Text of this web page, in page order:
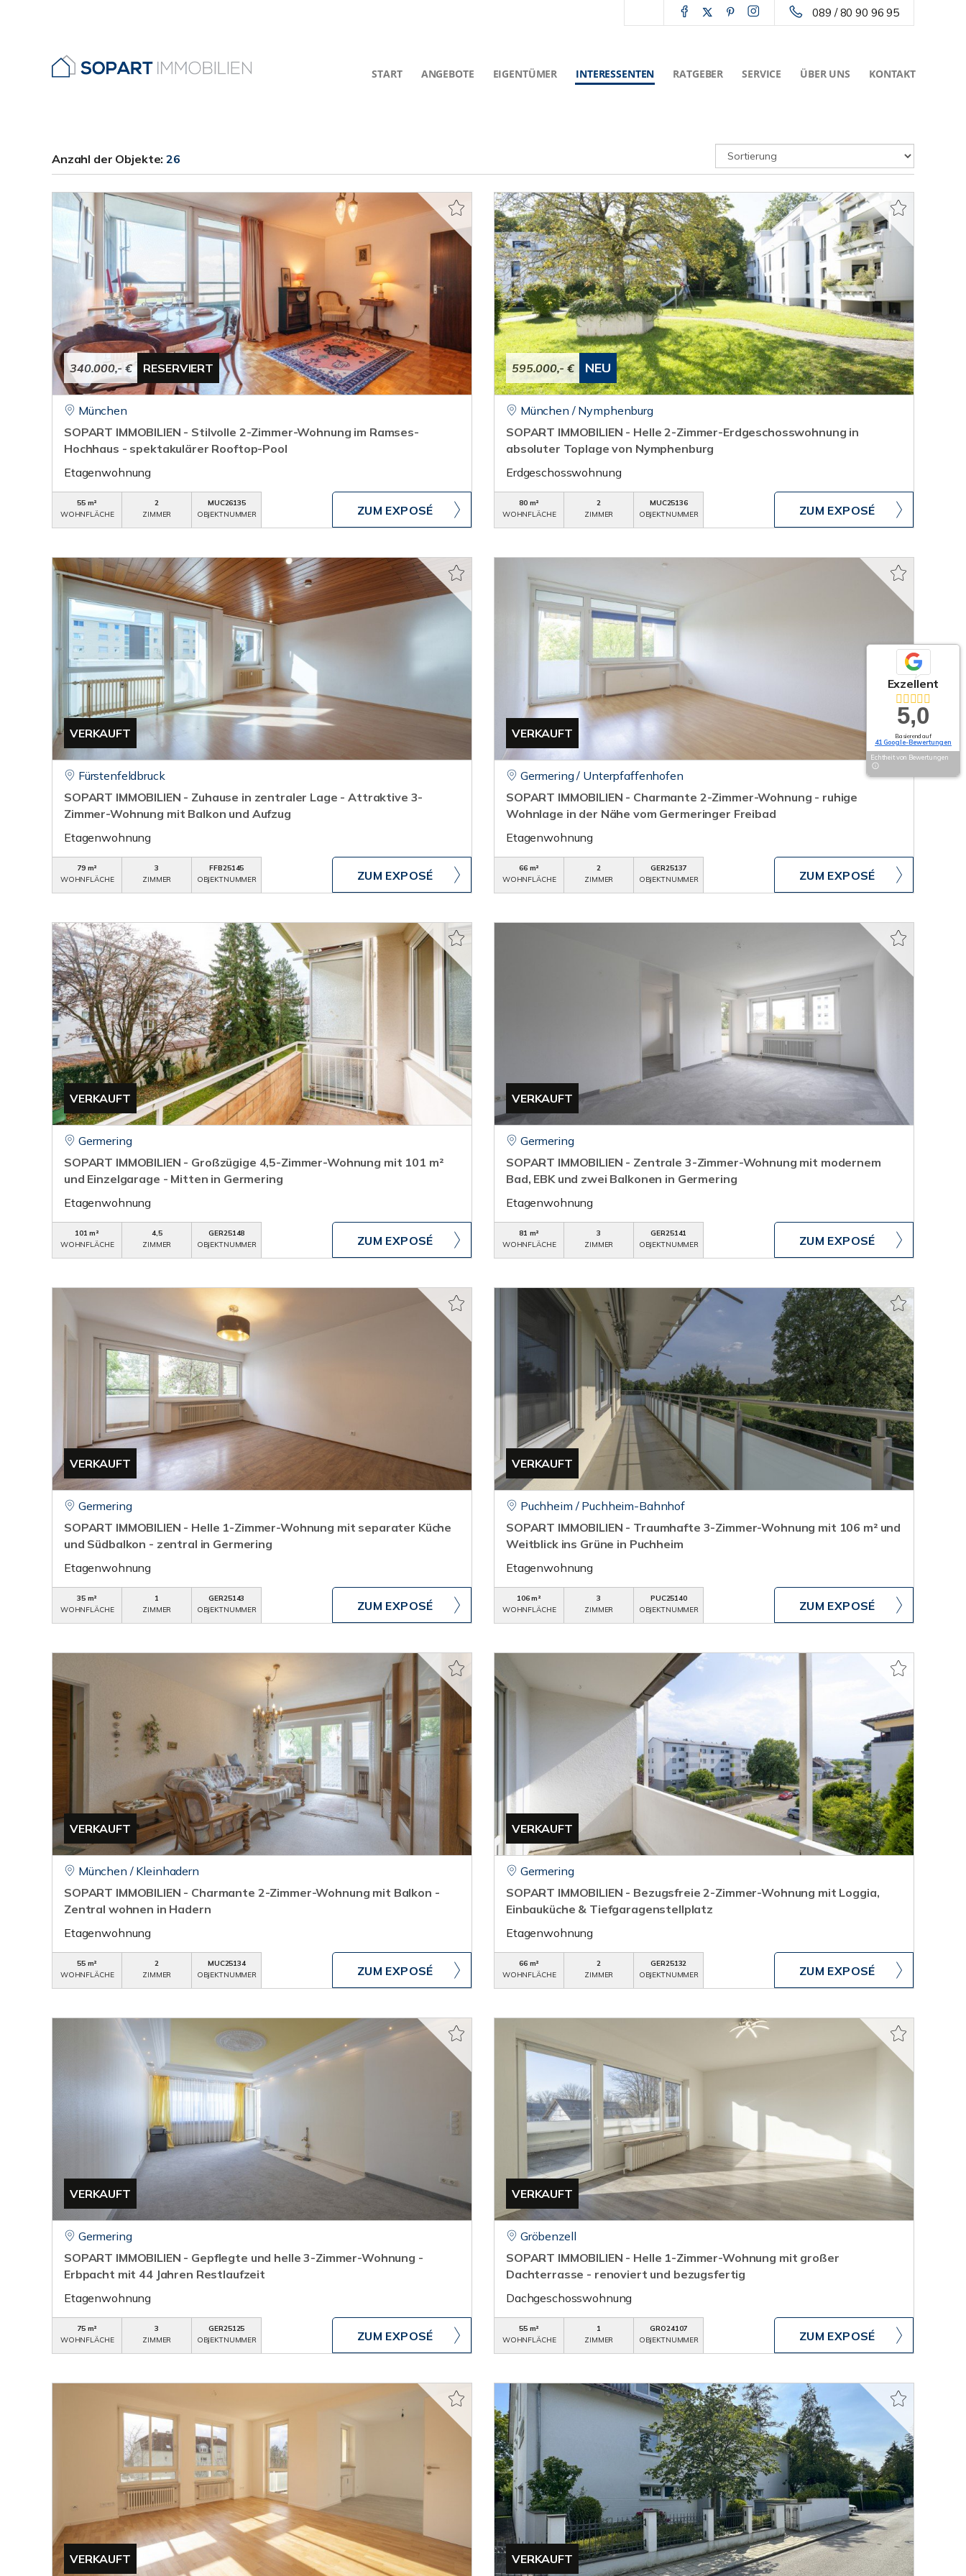
089 / 80 90 96 95
START ANGEBOTE EIGENTÜMER INTERESSENTEN RATGEBER SERVICE ÜBER UNS KONTAKT
Anzahl der Objekte:26
340.000,- € RESERVIERT
München
SOPART IMMOBILIEN - Stilvolle 2-Zimmer-Wohnung im Ramses-
Hochhaus - spektakulärer Rooftop-Pool
Etagenwohnung
55 m²
WOHNFLÄCHE
2
ZIMMER
MUC26135
OBJEKTNUMMER
ZUM EXPOSÉ
595.000,- € NEU
München / Nymphenburg
SOPART IMMOBILIEN - Helle 2-Zimmer-Erdgeschosswohnung in
absoluter Toplage von Nymphenburg
Erdgeschosswohnung
80 m²
WOHNFLÄCHE
2
ZIMMER
MUC25136
OBJEKTNUMMER
ZUM EXPOSÉ
VERKAUFT
Fürstenfeldbruck
SOPART IMMOBILIEN - Zuhause in zentraler Lage - Attraktive 3-
Zimmer-Wohnung mit Balkon und Aufzug
Etagenwohnung
79 m²
WOHNFLÄCHE
3
ZIMMER
FFB25145
OBJEKTNUMMER
ZUM EXPOSÉ
VERKAUFT
Germering / Unterpfaffenhofen
SOPART IMMOBILIEN - Charmante 2-Zimmer-Wohnung - ruhige
Wohnlage in der Nähe vom Germeringer Freibad
Etagenwohnung
66 m²
WOHNFLÄCHE
2
ZIMMER
GER25137
OBJEKTNUMMER
ZUM EXPOSÉ
VERKAUFT
Germering
SOPART IMMOBILIEN - Großzügige 4,5-Zimmer-Wohnung mit 101 m²
und Einzelgarage - Mitten in Germering
Etagenwohnung
101 m²
WOHNFLÄCHE
4,5
ZIMMER
GER25148
OBJEKTNUMMER
ZUM EXPOSÉ
VERKAUFT
Germering
SOPART IMMOBILIEN - Zentrale 3-Zimmer-Wohnung mit modernem
Bad, EBK und zwei Balkonen in Germering
Etagenwohnung
81 m²
WOHNFLÄCHE
3
ZIMMER
GER25141
OBJEKTNUMMER
ZUM EXPOSÉ
VERKAUFT
Germering
SOPART IMMOBILIEN - Helle 1-Zimmer-Wohnung mit separater Küche
und Südbalkon - zentral in Germering
Etagenwohnung
35 m²
WOHNFLÄCHE
1
ZIMMER
GER25143
OBJEKTNUMMER
ZUM EXPOSÉ
VERKAUFT
Puchheim / Puchheim-Bahnhof
SOPART IMMOBILIEN - Traumhafte 3-Zimmer-Wohnung mit 106 m² und
Weitblick ins Grüne in Puchheim
Etagenwohnung
106 m²
WOHNFLÄCHE
3
ZIMMER
PUC25140
OBJEKTNUMMER
ZUM EXPOSÉ
VERKAUFT
München / Kleinhadern
SOPART IMMOBILIEN - Charmante 2-Zimmer-Wohnung mit Balkon -
Zentral wohnen in Hadern
Etagenwohnung
55 m²
WOHNFLÄCHE
2
ZIMMER
MUC25134
OBJEKTNUMMER
ZUM EXPOSÉ
VERKAUFT
Germering
SOPART IMMOBILIEN - Bezugsfreie 2-Zimmer-Wohnung mit Loggia,
Einbauküche & Tiefgaragenstellplatz
Etagenwohnung
66 m²
WOHNFLÄCHE
2
ZIMMER
GER25132
OBJEKTNUMMER
ZUM EXPOSÉ
VERKAUFT
Germering
SOPART IMMOBILIEN - Gepflegte und helle 3-Zimmer-Wohnung -
Erbpacht mit 44 Jahren Restlaufzeit
Etagenwohnung
75 m²
WOHNFLÄCHE
3
ZIMMER
GER25125
OBJEKTNUMMER
ZUM EXPOSÉ
VERKAUFT
Gröbenzell
SOPART IMMOBILIEN - Helle 1-Zimmer-Wohnung mit großer
Dachterrasse - renoviert und bezugsfertig
Dachgeschosswohnung
55 m²
WOHNFLÄCHE
1
ZIMMER
GRO24107
OBJEKTNUMMER
ZUM EXPOSÉ
VERKAUFT VERKAUFT
Exzellent
5,0
Basierend auf
41 Google-Bewertungen
Echtheit von Bewertungen